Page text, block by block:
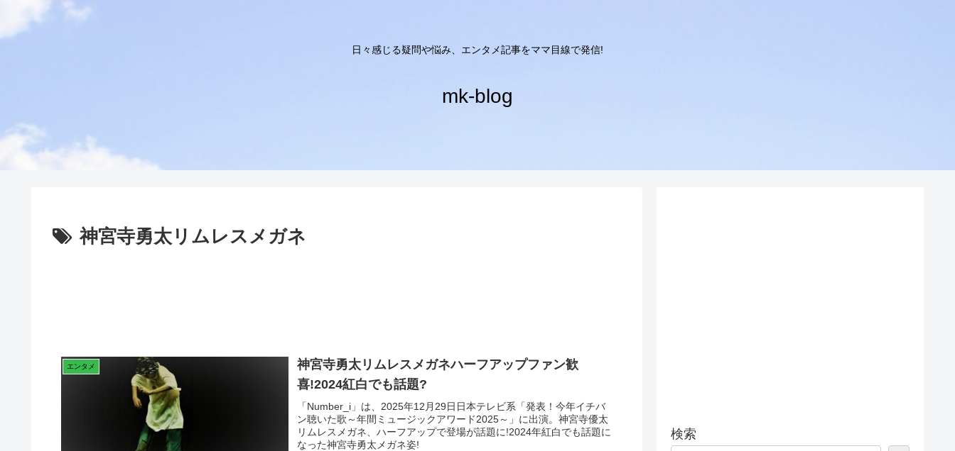
日々感じる疑問や悩み、エンタメ記事をママ目線で発信!
mk-blog
神宮寺勇太リムレスメガネ
エンタメ
神宮寺勇太リムレスメガネハーフアップファン歓
喜!2024紅白でも話題?
「Number_i」は、2025年12月29日日本テレビ系「発表！今年イチバ
ン聴いた歌～年間ミュージックアワード2025～」に出演。神宮寺優太
リムレスメガネ、ハーフアップで登場が話題に!2024年紅白でも話題に
なった神宮寺勇太メガネ姿!
検索